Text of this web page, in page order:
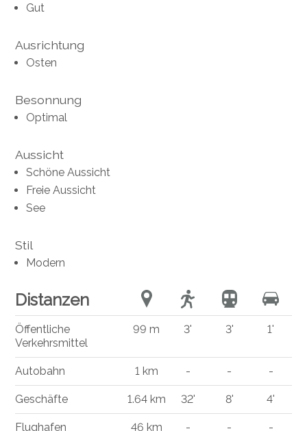
Gut
Ausrichtung
Osten
Besonnung
Optimal
Aussicht
Schöne Aussicht
Freie Aussicht
See
Stil
Modern
Distanzen
Öffentliche
Verkehrsmittel
99 m 3' 3' 1'
Autobahn 1 km - - -
Geschäfte 1.64 km 32' 8' 4'
Flughafen 46 km - - -